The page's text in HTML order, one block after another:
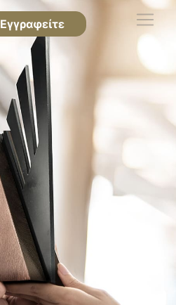
Εγγραφείτε